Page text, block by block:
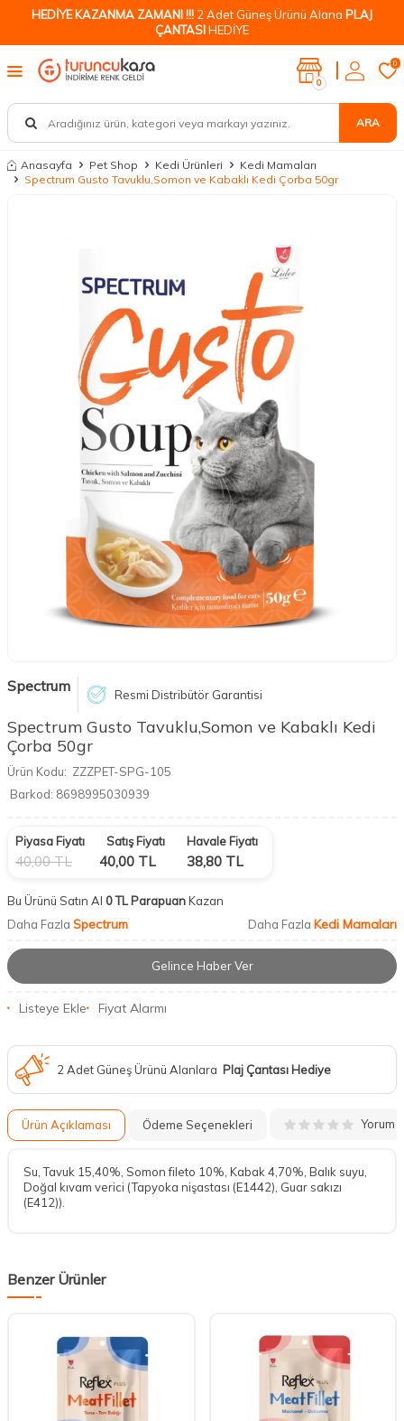
HEDİYE KAZANMA ZAMANI !!! 2 Adet Güneş Ürünü Alana PLAJ
ÇANTASIHEDİYE
ARA
0
0
Anasayfa Pet Shop Kedi Ürünleri
Kedi Mamaları
Spectrum Gusto Tavuklu,Somon ve Kabaklı Kedi Çorba 50gr
Spectrum Resmi Distribütör Garantisi
Spectrum Gusto Tavuklu,Somon ve Kabaklı Kedi
Çorba 50gr
Ürün Kodu: ZZZPET-SPG-105
Barkod: 8698995030939
Piyasa Fiyatı
40,00TL
Satış Fiyatı
40,00 TL
Havale Fiyatı
38,80 TL
Bu Ürünü Satın Al 0 TL ParapuanKazan
Daha Fazla Spectrum Daha Fazla Kedi Mamaları
Gelince Haber Ver
Listeye Ekle Fiyat Alarmı
2 Adet Güneş Ürünü Alanlara Plaj Çantası Hediye
Ürün Açıklaması Ödeme Seçenekleri Yorum
Su, Tavuk 15,40%, Somon fileto 10%, Kabak 4,70%, Balık suyu,
Doğal kıvam verici (Tapyoka nişastası (E1442), Guar sakızı
(E412)).
Benzer Ürünler